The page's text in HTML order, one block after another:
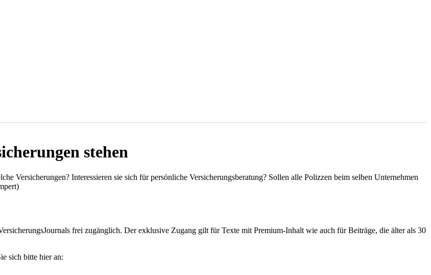
stehen
Versicherungen? Interessieren sie sich für persönliche Versicherungsberatung? Sollen alle Polizzen beim selben Unternehmen
frei zugänglich. Der exklusive Zugang gilt für Texte mit Premium-Inhalt wie auch für Beiträge, die älter als 30
sich bitte hier an: